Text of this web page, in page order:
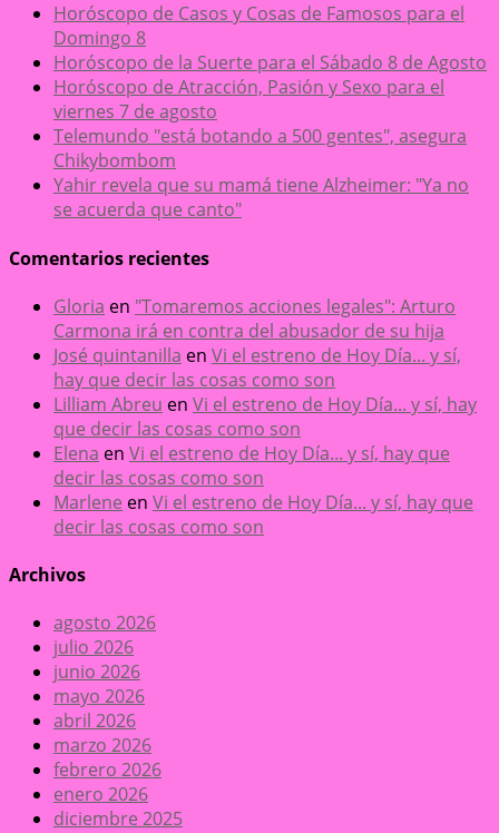
Horóscopo de Casos y Cosas de Famosos para el
Domingo 8
Horóscopo de la Suerte para el Sábado 8 de Agosto
Horóscopo de Atracción, Pasión y Sexo para el
viernes 7 de agosto
Telemundo "está botando a 500 gentes", asegura
Chikybombom
Yahir revela que su mamá tiene Alzheimer: "Ya no
se acuerda que canto"
Comentarios recientes
Gloria en "Tomaremos acciones legales": Arturo
Carmona irá en contra del abusador de su hija
José quintanilla en Vi el estreno de Hoy Día... y sí,
hay que decir las cosas como son
Lilliam Abreu en Vi el estreno de Hoy Día... y sí, hay
que decir las cosas como son
Elena en Vi el estreno de Hoy Día... y sí, hay que
decir las cosas como son
Marlene en Vi el estreno de Hoy Día... y sí, hay que
decir las cosas como son
Archivos
agosto 2026
julio 2026
junio 2026
mayo 2026
abril 2026
marzo 2026
febrero 2026
enero 2026
diciembre 2025